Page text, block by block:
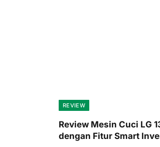
REVIEW
Review Mesin Cuci LG
dengan Fitur Smart